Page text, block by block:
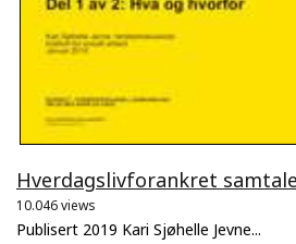
Hverdagslivforankret
10.046 views
Publisert 2019 Kari Sjøhelle Jevne...